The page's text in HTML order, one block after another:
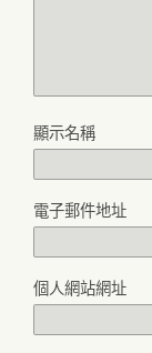
顯示名稱
電子郵件地址
個人網站網址